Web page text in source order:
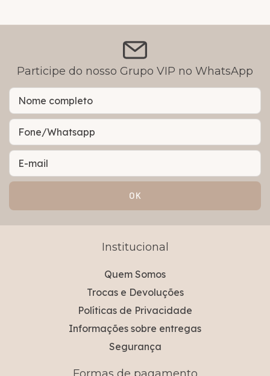
Participe do nosso Grupo VIP no WhatsApp
Institucional
Quem Somos
Trocas e Devoluções
Políticas de Privacidade
Informações sobre entregas
Segurança